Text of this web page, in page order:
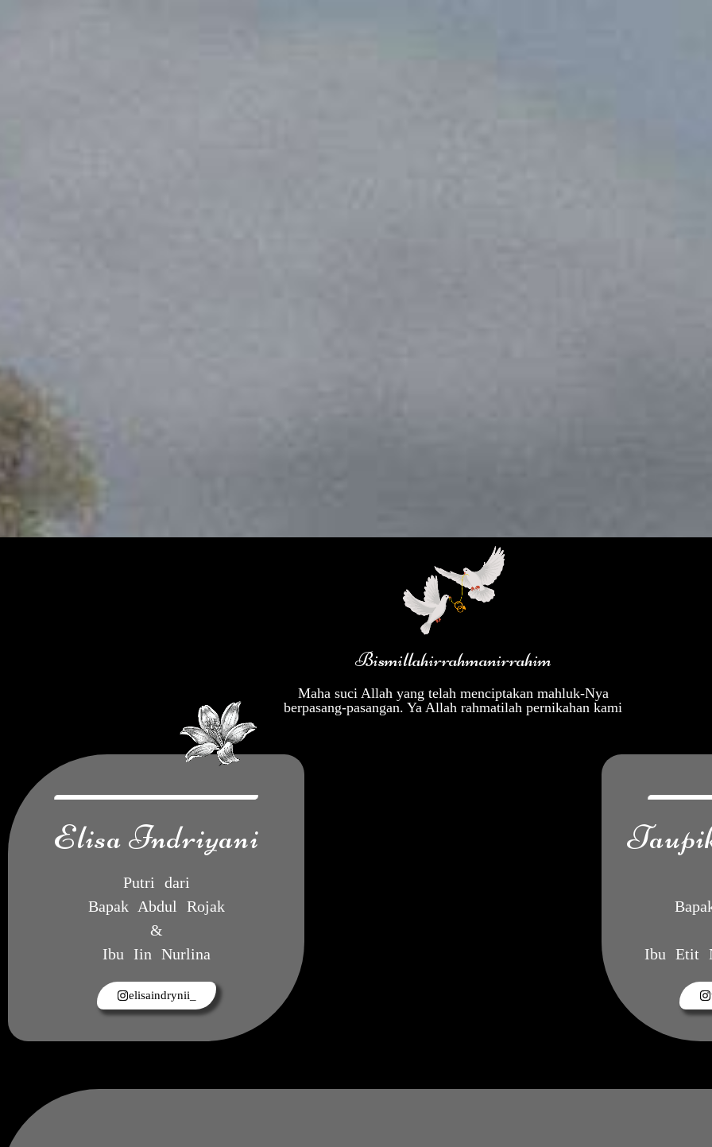
Bismillahirrahmanirrahim
Maha suci Allah yang telah menciptakan mahluk-Nya
berpasang-pasangan. Ya Allah rahmatilah pernikahan kami
Elisa Indriyani
Putri dari
Bapak Abdul Rojak
&
Ibu Iin Nurlina
elisaindrynii_
Ibu Etit